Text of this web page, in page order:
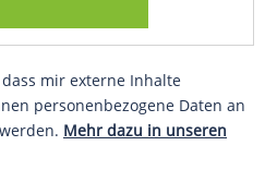
mir externe Inhalte
personenbezogene Daten an
Mehr dazu in unseren